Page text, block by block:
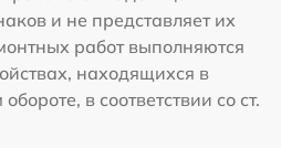
и не представляет их
работ выполняются
находящихся в
в соответствии со ст.